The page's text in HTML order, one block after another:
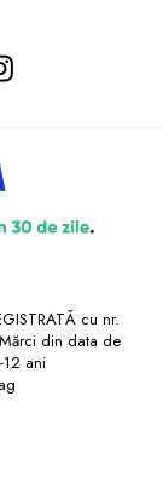
cu nr.
din data de
ani